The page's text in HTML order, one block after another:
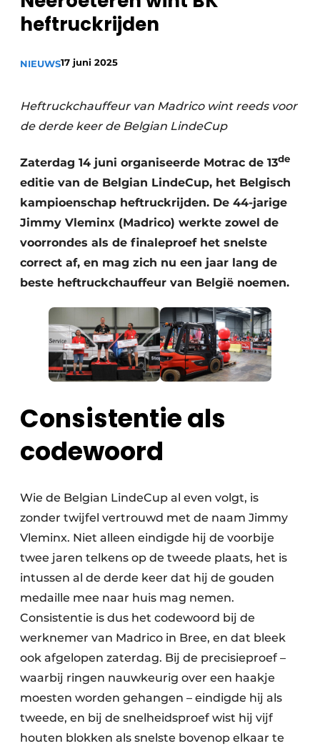
recyclingstroom in België
Vacature aanmelden
Vacatures
Safety First
Recyclinginstallaties
Persen
Stofbeheersing
Uitrustingsstukken
Shredders
Zeven & Brekers
Bedrijfsafval
Glasrecyclage
Houtafval
Kunststofafval
Medisch afval
Papierafval
Textielrecyclage
heftruckrijden
NIEUWS17 juni 2025
Heftruckchauffeur van Madrico wint reeds voor
de derde keer de Belgian LindeCup
Zaterdag 14 juni organiseerde Motrac de 13de
editie van de Belgian LindeCup, het Belgisch
kampioenschap heftruckrijden. De 44-jarige
Jimmy Vleminx (Madrico) werkte zowel de
voorrondes als de finaleproef het snelste
correct af, en mag zich nu een jaar lang de
beste heftruckchauffeur van België noemen.
Consistentie als
codewoord
Wie de Belgian LindeCup al even volgt, is
zonder twijfel vertrouwd met de naam Jimmy
Vleminx. Niet alleen eindigde hij de voorbije
twee jaren telkens op de tweede plaats, het is
intussen al de derde keer dat hij de gouden
medaille mee naar huis mag nemen.
Consistentie is dus het codewoord bij de
werknemer van Madrico in Bree, en dat bleek
ook afgelopen zaterdag. Bij de precisieproef –
waarbij ringen nauwkeurig over een haakje
moesten worden gehangen – eindigde hij als
tweede, en bij de snelheidsproef wist hij vijf
houten blokken als snelste bovenop elkaar te